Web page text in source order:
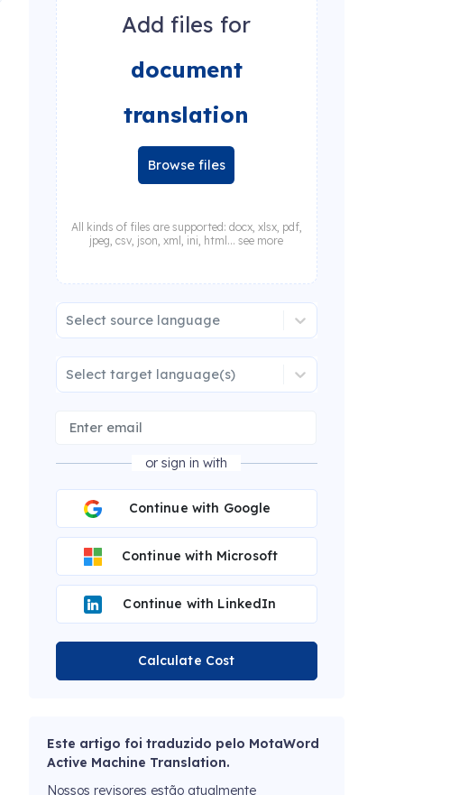
Add files for
document
translation
Browse files
All kinds of files are supported: docx, xlsx, pdf,
jpeg, csv, json, xml, ini, html... see more
Select source language
Select target language(s)
or sign in with
Continue with Google
Continue with Microsoft
Continue with LinkedIn
Calculate Cost
Este artigo foi traduzido pelo MotaWord
Active Machine Translation.
Nossos revisores estão atualmente